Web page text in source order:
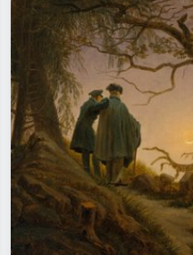
Monet, Sterrennacht, impressionisme,
Hokusai-golf, naakt.